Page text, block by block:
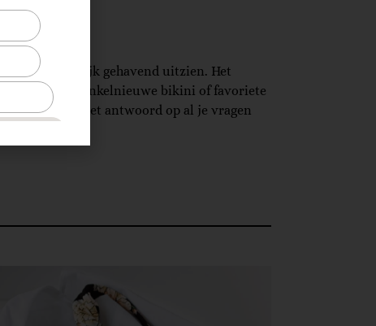
er behoorlijk gehavend uitzien. Het
van je fonkelnieuwe bikini of favoriete
By M heeft het antwoord op al je vragen